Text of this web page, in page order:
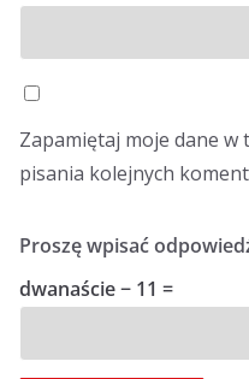
Zapamiętaj moje dane w
pisania kolejnych
Proszę wpisać
dwanaście − 11 =